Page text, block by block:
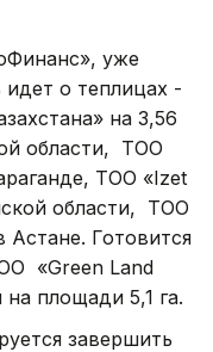
уже
о теплицах -
на 3,56
области, ТОО
ТОО «Izet
области, ТОО
Астане. Готовится
«Green Land
площади 5,1 га.
завершить